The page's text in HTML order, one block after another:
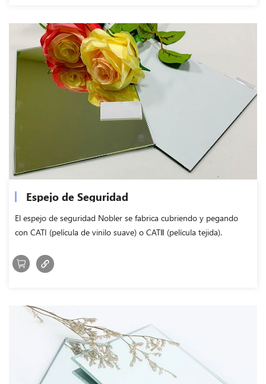
Espejo de Seguridad
El espejo de seguridad Nobler se fabrica cubriendo y pegando
con CATI (película de vinilo suave) o CATⅡ (película tejida).